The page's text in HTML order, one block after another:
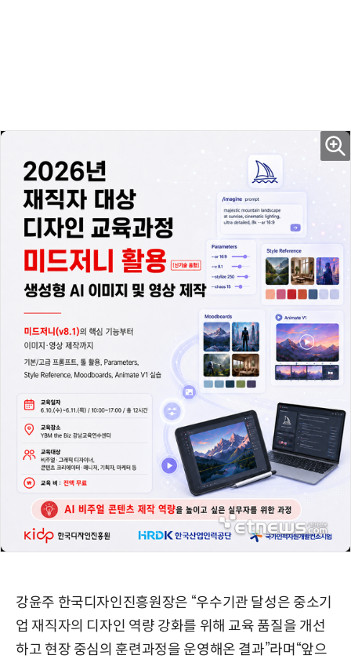
강윤주 한국디자인진흥원장은 “우수기관 달성은 중소기
업 재직자의 디자인 역량 강화를 위해 교육 품질을 개선
하고 현장 중심의 훈련과정을 운영해온 결과”라며“앞으